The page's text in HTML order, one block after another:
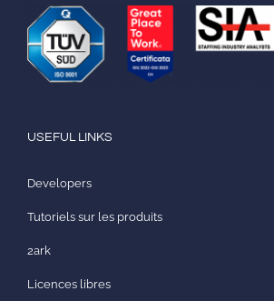
USEFUL LINKS
Developers
Tutoriels sur les produits
2ark
Licences libres